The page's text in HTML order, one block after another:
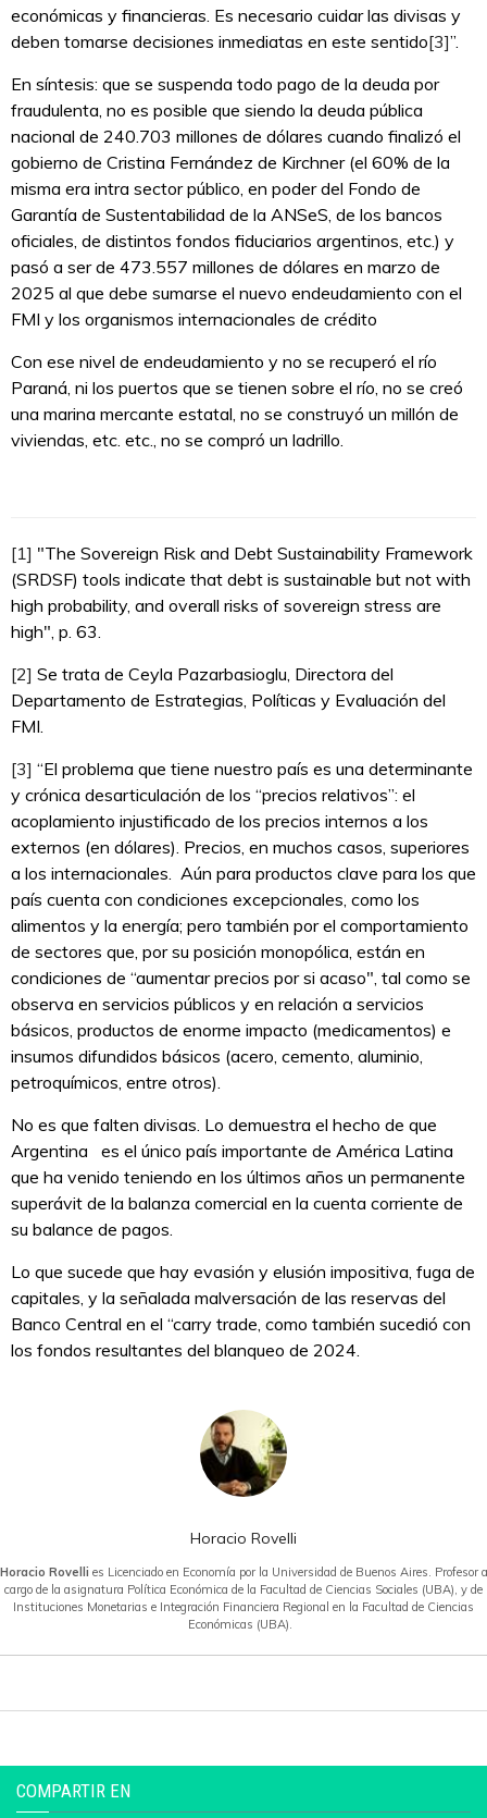
económicas y financieras. Es necesario cuidar las divisas y
deben tomarse decisiones inmediatas en este sentido[3]”.
En síntesis: que se suspenda todo pago de la deuda por
fraudulenta, no es posible que siendo la deuda pública
nacional de 240.703 millones de dólares cuando finalizó el
gobierno de Cristina Fernández de Kirchner (el 60% de la
misma era intra sector público, en poder del Fondo de
Garantía de Sustentabilidad de la ANSeS, de los bancos
oficiales, de distintos fondos fiduciarios argentinos, etc.) y
pasó a ser de 473.557 millones de dólares en marzo de
2025 al que debe sumarse el nuevo endeudamiento con el
FMI y los organismos internacionales de crédito
Con ese nivel de endeudamiento y no se recuperó el río
Paraná, ni los puertos que se tienen sobre el río, no se creó
una marina mercante estatal, no se construyó un millón de
viviendas, etc. etc., no se compró un ladrillo.
[1] "The Sovereign Risk and Debt Sustainability Framework
(SRDSF) tools indicate that debt is sustainable but not with
high probability, and overall risks of sovereign stress are
high", p. 63.
[2] Se trata de Ceyla Pazarbasioglu, Directora del
Departamento de Estrategias, Políticas y Evaluación del
FMI.
[3] “El problema que tiene nuestro país es una determinante
y crónica desarticulación de los “precios relativos”: el
acoplamiento injustificado de los precios internos a los
externos (en dólares). Precios, en muchos casos, superiores
a los internacionales. Aún para productos clave para los que
país cuenta con condiciones excepcionales, como los
alimentos y la energía; pero también por el comportamiento
de sectores que, por su posición monopólica, están en
condiciones de “aumentar precios por si acaso", tal como se
observa en servicios públicos y en relación a servicios
básicos, productos de enorme impacto (medicamentos) e
insumos difundidos básicos (acero, cemento, aluminio,
petroquímicos, entre otros).
No es que falten divisas. Lo demuestra el hecho de que
Argentina es el único país importante de América Latina
que ha venido teniendo en los últimos años un permanente
superávit de la balanza comercial en la cuenta corriente de
su balance de pagos.
Lo que sucede que hay evasión y elusión impositiva, fuga de
capitales, y la señalada malversación de las reservas del
Banco Central en el “carry trade, como también sucedió con
los fondos resultantes del blanqueo de 2024.
Horacio Rovelli
Horacio Rovelli es Licenciado en Economía por la Universidad de Buenos Aires. Profesor a
cargo de la asignatura Política Económica de la Facultad de Ciencias Sociales (UBA), y de
Instituciones Monetarias e Integración Financiera Regional en la Facultad de Ciencias
Económicas (UBA).
COMPARTIR EN